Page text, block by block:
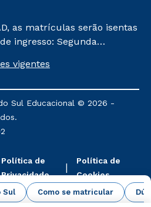
Sul Como se matricular
as matrículas serão isentas
ingresso: Segunda
de matrícula será de R$
aos cursos: Ensino
a Docência e Metodologia
Atuais.
vigentes
Sul Educacional © 2026 -
Política de
Privacidade
Política de
Cookies